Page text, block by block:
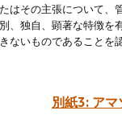
はその主張について
、独自、顕著な特徴
ないものであることを
別紙3: ア